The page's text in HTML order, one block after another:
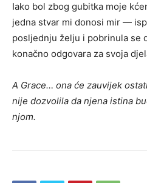
Iako bol zbog gubitka moje
jedna stvar mi donosi mir —
posljednju želju i pobrinula se
konačno odgovara za svoja
A Grace… ona će zauvijek
nije dozvolila da njena istina
njom.